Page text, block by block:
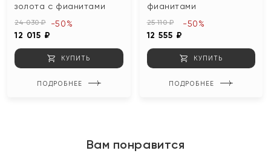
золота с фианитами
24 030 ₽
12 015 ₽
-50%
КУПИТЬ
ПОДРОБНЕЕ
фианитами
25 110 ₽
12 555 ₽
-50%
КУПИТЬ
ПОДРОБНЕЕ
Вам понравится